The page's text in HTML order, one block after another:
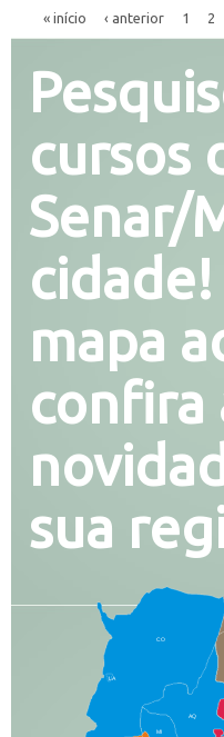
« início ‹ anterior 1 2
cursos
Senar/
mapa
confira
sua
CO
AQ
MI
LA